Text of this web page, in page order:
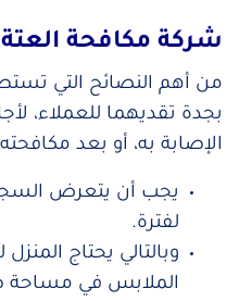
شركة مكافحة
من أهم النصائح التي
بجدة تقديهما للعملاء،
الإصابة به، أو بعد
يجب أن يتعرض
لفترة.
وبالتالي يحتاج
الملابس في مساحة